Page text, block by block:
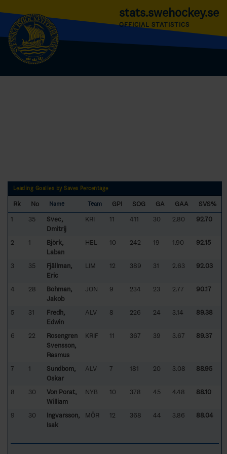
stats.swehockey.se
OFFICIAL STATISTICS
Leading Goalies by Saves Percentage
Rk No Name Team GPI SOG GA GAA
SVS%
1
35
Svec,
Dmitrij
KRI 11 411 30 2.80 92.70
2 1
Björk,
Laban
HEL 10 242 19 1.90 92.15
3 35
Fjällman,
Eric
LIM 12 389 31 2.63 92.03
4 28
Bohman,
Jakob
JON 9 234 23 2.77 90.17
5 31
Fredh,
Edwin
ALV 8 226 24 3.14 89.38
6 22
Rosengren
Svensson,
Rasmus
KRIF 11 367 39 3.67 89.37
7 1
Sundbom,
Oskar
ALV 7 181 20 3.08 88.95
8 30
Von Porat,
William
NYB 10 378 45 4.48 88.10
9 30
Ingvarsson,
Isak
MÖR 12 368 44 3.86 88.04